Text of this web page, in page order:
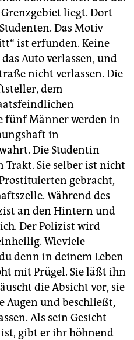
liegt. Dort
Das Motiv
ist erfunden. Keine
Auto verlassen, und
nicht verlassen. Die
dem
fünf Männer werden in
in
Die Studentin
Sie selber ist nicht
gebracht,
Während des
an den Hintern und
Der Polizist wird
Wieviele
denn in deinem Leben
mit Prügel. Sie läßt ihn
die Absicht vor, sie
Augen und beschließt,
Als sein Gesicht
gibt er ihr höhnend